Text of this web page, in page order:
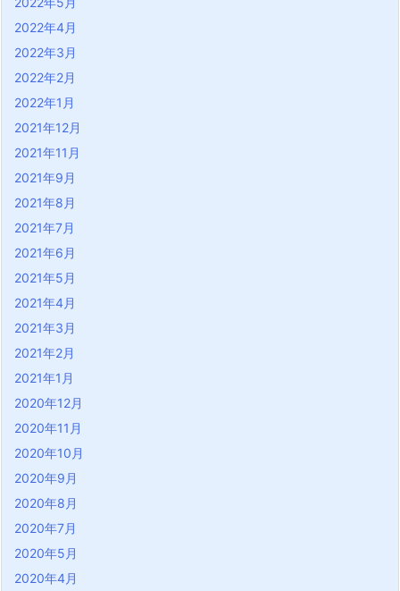
2022年4月
2022年3月
2022年2月
2022年1月
2021年12月
2021年11月
2021年9月
2021年8月
2021年7月
2021年6月
2021年5月
2021年4月
2021年3月
2021年2月
2021年1月
2020年12月
2020年11月
2020年10月
2020年9月
2020年8月
2020年7月
2020年5月
2020年4月